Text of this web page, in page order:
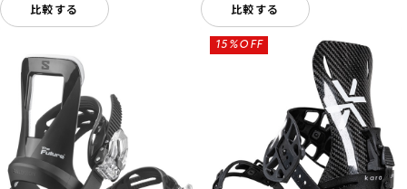
比較する 比較する
15%OFF